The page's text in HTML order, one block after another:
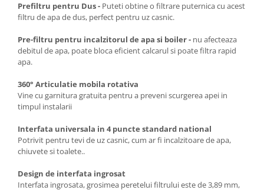
Prefiltru pentru Dus - Puteti obtine o filtrare puternica cu acest
filtru de apa de dus, perfect pentru uz casnic.
Pre-filtru pentru incalzitorul de apa si boiler - nu afecteaza
debitul de apa, poate bloca eficient calcarul si poate filtra rapid
apa.
360° Articulatie mobila rotativa
Vine cu garnitura gratuita pentru a preveni scurgerea apei in
timpul instalarii
Interfata universala in 4 puncte standard national
Potrivit pentru tevi de uz casnic, cum ar fi incalzitoare de apa,
chiuvete si toalete..
Design de interfata ingrosat
Interfata ingrosata, grosimea peretelui filtrului este de 3,89 mm,